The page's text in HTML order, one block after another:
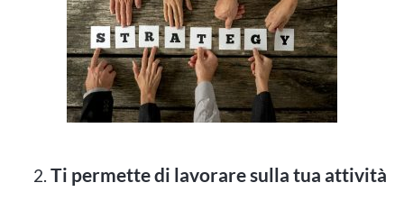
Ti permette di lavorare sulla tua attività